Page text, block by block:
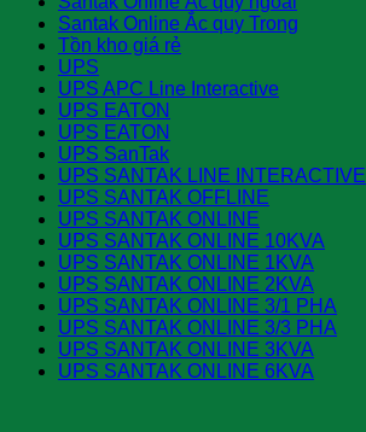
Santak Online Ắc quy Trong
Tồn kho giá rẻ
UPS
UPS APC Line Interactive
UPS EATON
UPS EATON
UPS SanTak
UPS SANTAK LINE INTERACTIVE
UPS SANTAK OFFLINE
UPS SANTAK ONLINE
UPS SANTAK ONLINE 10KVA
UPS SANTAK ONLINE 1KVA
UPS SANTAK ONLINE 2KVA
UPS SANTAK ONLINE 3/1 PHA
UPS SANTAK ONLINE 3/3 PHA
UPS SANTAK ONLINE 3KVA
UPS SANTAK ONLINE 6KVA